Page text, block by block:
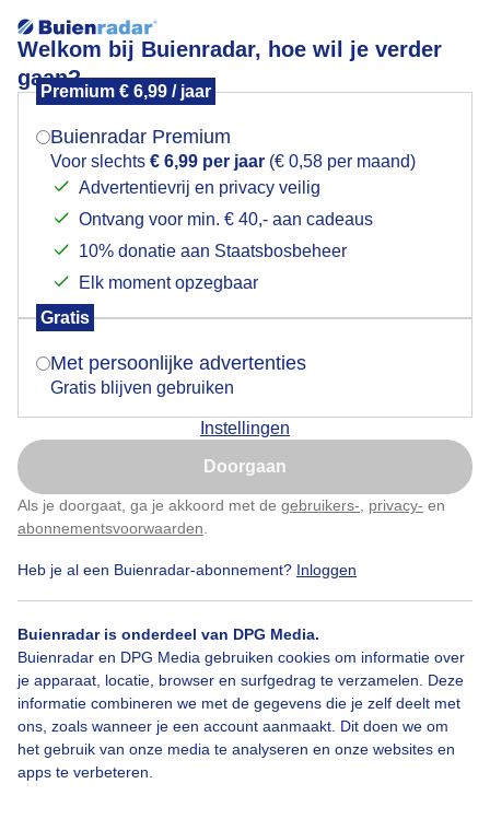
Welkom bij Buienradar, hoe wil je verder
gaan?
Premium € 6,99 / jaar
Buienradar Premium
Voor slechts € 6,99 per jaar (€ 0,58 per maand)
Advertentievrij en privacy veilig
Ontvang voor min. € 40,- aan cadeaus
10% donatie aan Staatsbosbeheer
Elk moment opzegbaar
Gratis
Met persoonlijke advertenties
Gratis blijven gebruiken
Instellingen
Doorgaan
Als je doorgaat, ga je akkoord met de gebruikers- privacy- en
abonnementsvoorwaarden
Heb je al een Buienradar-abonnement? Inloggen
Buienradar is onderdeel van DPG Media.
Buienradar en DPG Media gebruiken cookies om informatie over
je apparaat, locatie, browser en surfgedrag te verzamelen. Deze
informatie combineren we met de gegevens die je zelf deelt met
ons, zoals wanneer je een account aanmaakt. Dit doen we om
het gebruik van onze media te analyseren en onze websites en
apps te verbeteren.
Een mooie middag in de duinen van Egmond aan Zee
Door: Jeroen van Rossum Gemaakt: 07-06-2026, 44x bekeken
Lente Zon Wolken
Bekijk slideshow
Mogen we je locatie gebruiken voor het
Indien je hier nog geen akkoord op hebt gegeven,
verschijnt er zo een pop-up uit je browser waarin
Is goed, toon de popup
Nu niet, misschien later
Klik hierom dit aan te passen